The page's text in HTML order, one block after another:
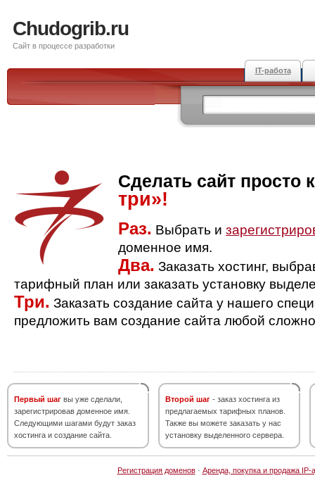
Chudogrib.ru
Сайт в процессе разработки
IT-работа
Сделать сайт просто
три»!
Раз. Выбрать и
доменное имя.
Два. Заказать хостинг,
тарифный план или заказать установку
Три. Заказать создание сайта у нашего
предложить вам создание сайта любой
Первый шаг вы уже сделали,
зарегистрировав доменное имя.
Следующими шагами будут заказ
хостинга и создание сайта.
Второй шаг - заказ хостинга из
предлагаемых тарифных планов.
Также вы можете заказать у нас
установку выделенного сервера.
Регистрация доменов· Аренда, покупка и продажа IP-